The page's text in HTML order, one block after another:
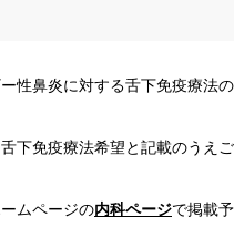
性鼻炎に対する舌下免疫療法の
下免疫療法希望と記載のうえご
ムページの内科ページで掲載予